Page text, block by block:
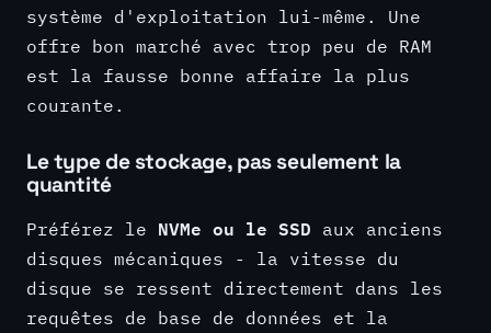
système d'exploitation lui-même. Une
offre bon marché avec trop peu de RAM
est la fausse bonne affaire la plus
courante.
Le type de stockage, pas seulement la
quantité
Préférez le NVMe ou le SSD aux anciens
disques mécaniques - la vitesse du
disque se ressent directement dans les
requêtes de base de données et la